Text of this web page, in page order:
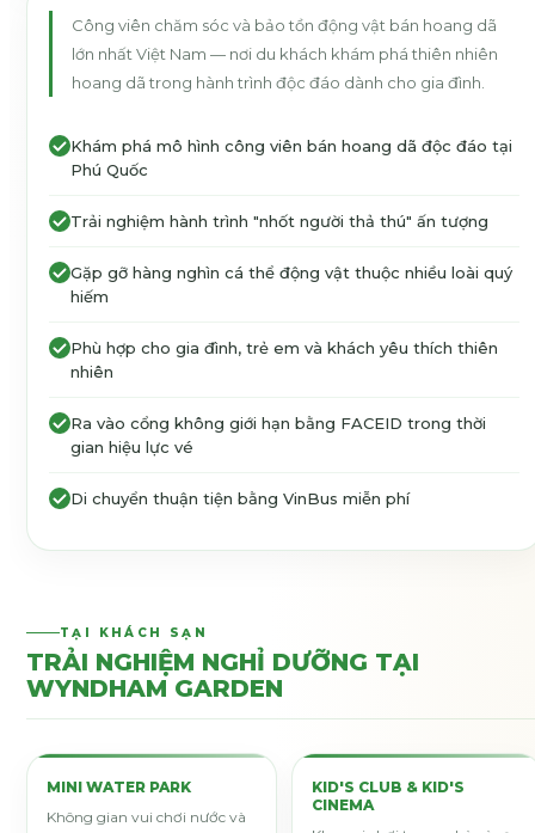
Công viên chăm sóc và bảo tồn động vật bán hoang dã
lớn nhất Việt Nam — nơi du khách khám phá thiên nhiên
hoang dã trong hành trình độc đáo dành cho gia đình.
Khám phá mô hình công viên bán hoang dã độc đáo tại
Phú Quốc
Trải nghiệm hành trình "nhốt người thả thú" ấn tượng
Gặp gỡ hàng nghìn cá thể động vật thuộc nhiều loài quý
hiếm
Phù hợp cho gia đình, trẻ em và khách yêu thích thiên
nhiên
Ra vào cổng không giới hạn bằng FACEID trong thời
gian hiệu lực vé
Di chuyển thuận tiện bằng VinBus miễn phí
TẠI KHÁCH SẠN
TRẢI NGHIỆM NGHỈ DƯỠNG TẠI
WYNDHAM GARDEN
MINI WATER PARK
Không gian vui chơi nước và
KID'S CLUB & KID'S
CINEMA